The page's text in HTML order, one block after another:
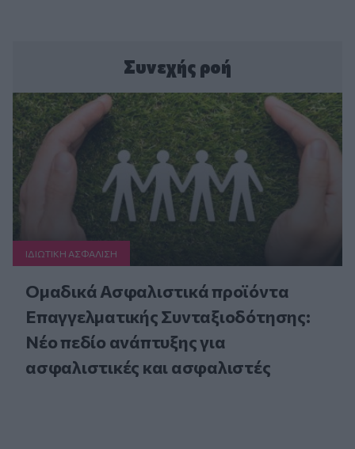
Συνεχής ροή
ΙΔΙΩΤΙΚΗ ΑΣΦAΛΙΣΗ
Ομαδικά Ασφαλιστικά προϊόντα
Επαγγελματικής Συνταξιοδότησης:
Νέο πεδίο ανάπτυξης για
ασφαλιστικές και ασφαλιστές